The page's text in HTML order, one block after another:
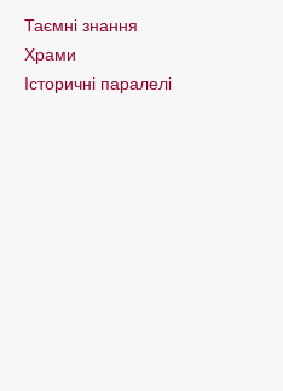
Таємні знання
Храми
Історичні паралелі